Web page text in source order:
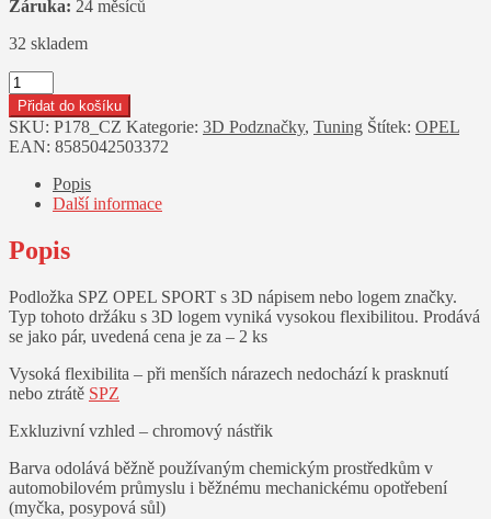
Záruka: 24 měsíců
32 skladem
Podložka
pod
SPZ
OPEL
SPORT
(2ks)
množství
Přidat do košíku
SKU: P178_CZ Kategorie: 3D Podznačky, Tuning Štítek: OPEL
EAN: 8585042503372
Popis
Další informace
Popis
Podložka SPZ OPEL SPORT s 3D nápisem nebo logem značky.
Typ tohoto držáku s 3D logem vyniká vysokou flexibilitou. Prodává
se jako pár, uvedená cena je za – 2 ks
Vysoká flexibilita – při menších nárazech nedochází k prasknutí
nebo ztrátě SPZ
Exkluzivní vzhled – chromový nástřik
Barva odolává běžně používaným chemickým prostředkům v
automobilovém průmyslu i běžnému mechanickému opotřebení
(myčka, posypová sůl)